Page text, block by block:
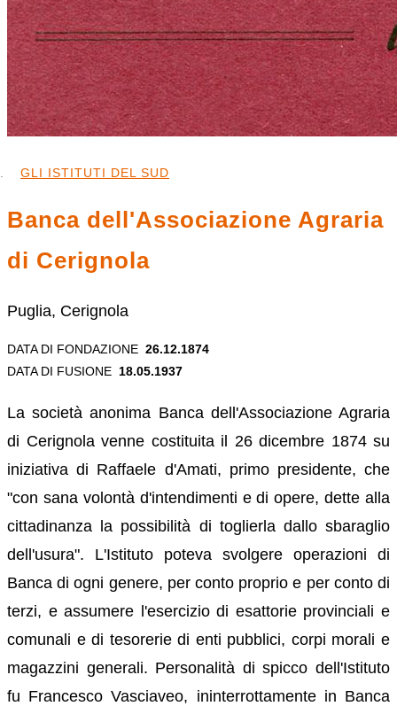
GLI ISTITUTI DEL SUD
Banca dell'Associazione Agraria
di Cerignola
Puglia, Cerignola
DATA DI FONDAZIONE 26.12.1874
DATA DI FUSIONE 18.05.1937
La società anonima Banca dell'Associazione Agraria
di Cerignola venne costituita il 26 dicembre 1874 su
iniziativa di Raffaele d'Amati, primo presidente, che
"con sana volontà d'intendimenti e di opere, dette alla
cittadinanza la possibilità di toglierla dallo sbaraglio
dell'usura". L'Istituto poteva svolgere operazioni di
Banca di ogni genere, per conto proprio e per conto di
terzi, e assumere l'esercizio di esattorie provinciali e
comunali e di tesorerie di enti pubblici, corpi morali e
magazzini generali. Personalità di spicco dell'Istituto
fu Francesco Vasciaveo, ininterrottamente in Banca